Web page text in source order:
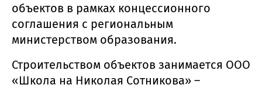
объектов в рамках концессионного
соглашения с региональным
министерством образования.
Строительством объектов занимается ООО
«Школа на Николая Сотникова» –